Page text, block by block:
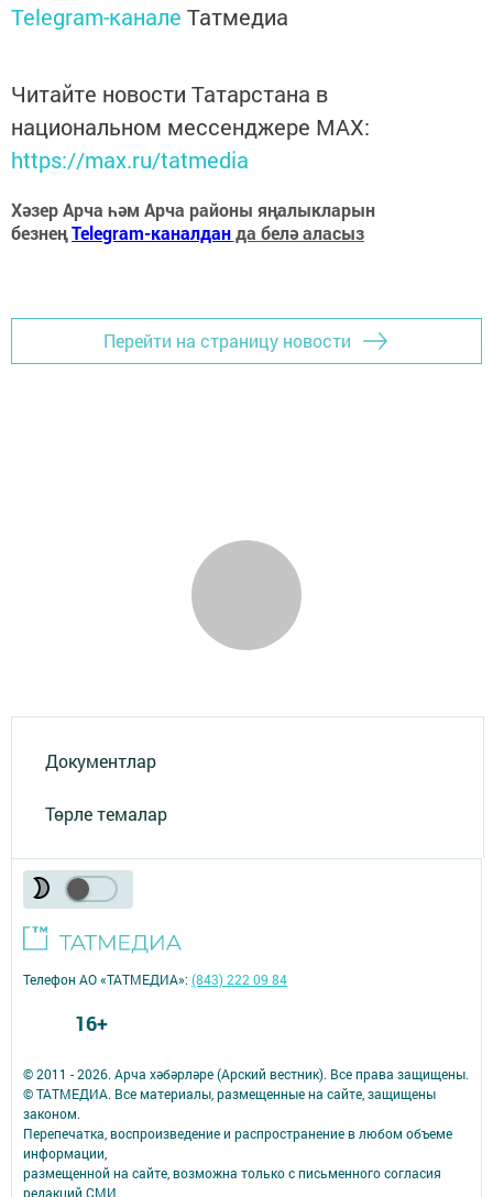
Telegram-канале Татмедиа
Читайте новости Татарстана в
национальном мессенджере MАХ:
https://max.ru/tatmedia
Хәзер Арча һәм Арча районы яңалыкларын
безнеңTelegram-каналданда белә аласыз
Перейти на страницу новости
Документлар
Төрле темалар
© 2011 - 2026. Арча хәбәрләре (Арский вестник). Все права защищены.
© ТАТМЕДИА. Все материалы, размещенные на сайте, защищены
законом.
Перепечатка, воспроизведение и распространение в любом объеме
информации,
размещенной на сайте, возможна только с письменного согласия
редакций СМИ.
Телефон АО «ТАТМЕДИА»:(843) 222 09 84
16+